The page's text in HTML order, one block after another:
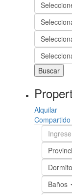
Buscar
Alquilar
Compartido
Baños